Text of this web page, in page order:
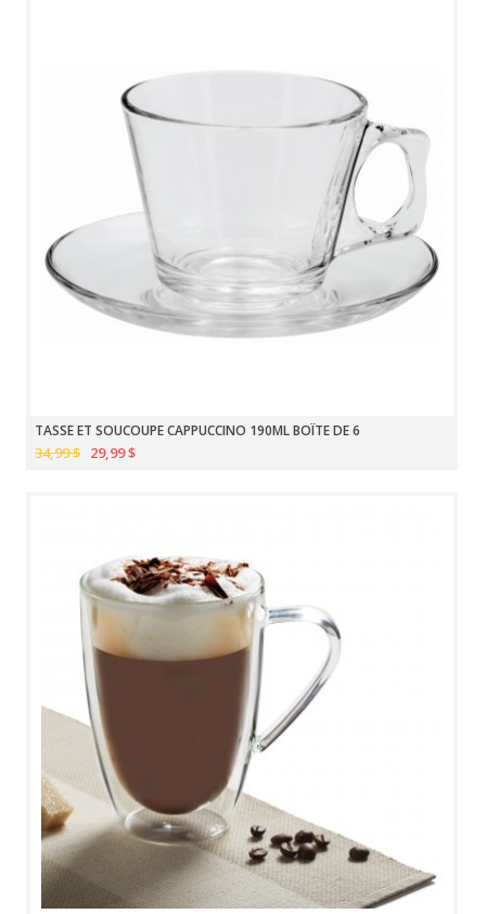
TASSE ET SOUCOUPE CAPPUCCINO 190ML BOÎTE DE 6
34,99 $ 29,99 $